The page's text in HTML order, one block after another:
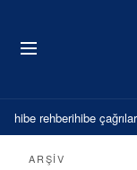
hibe rehberihibe
ARŞIV